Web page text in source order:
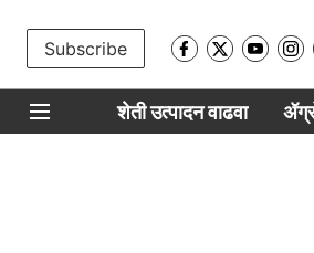
Subscribe
शेती उत्पादन वाढवा